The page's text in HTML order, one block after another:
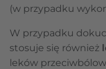
(w przypadku
W przypadku
stosuje się również
leków